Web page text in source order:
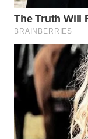
WN DELI
SERDANG
WN
TEBING
TINGGI
WN
PAKPAK